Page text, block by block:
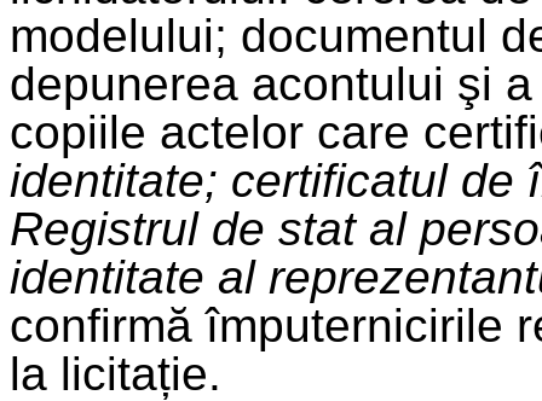
modelului; documentul
depunerea acontului şi
copiile actelor care
identitate; certificatul de
Registrul de stat al
identitate al
confirmă împuternicirile
la licitație.